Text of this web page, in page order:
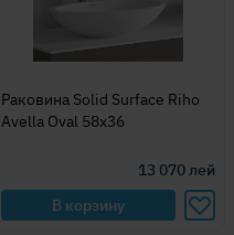
Раковина Solid Surface Riho
Avella Oval 58х36
13 070лей
В корзину